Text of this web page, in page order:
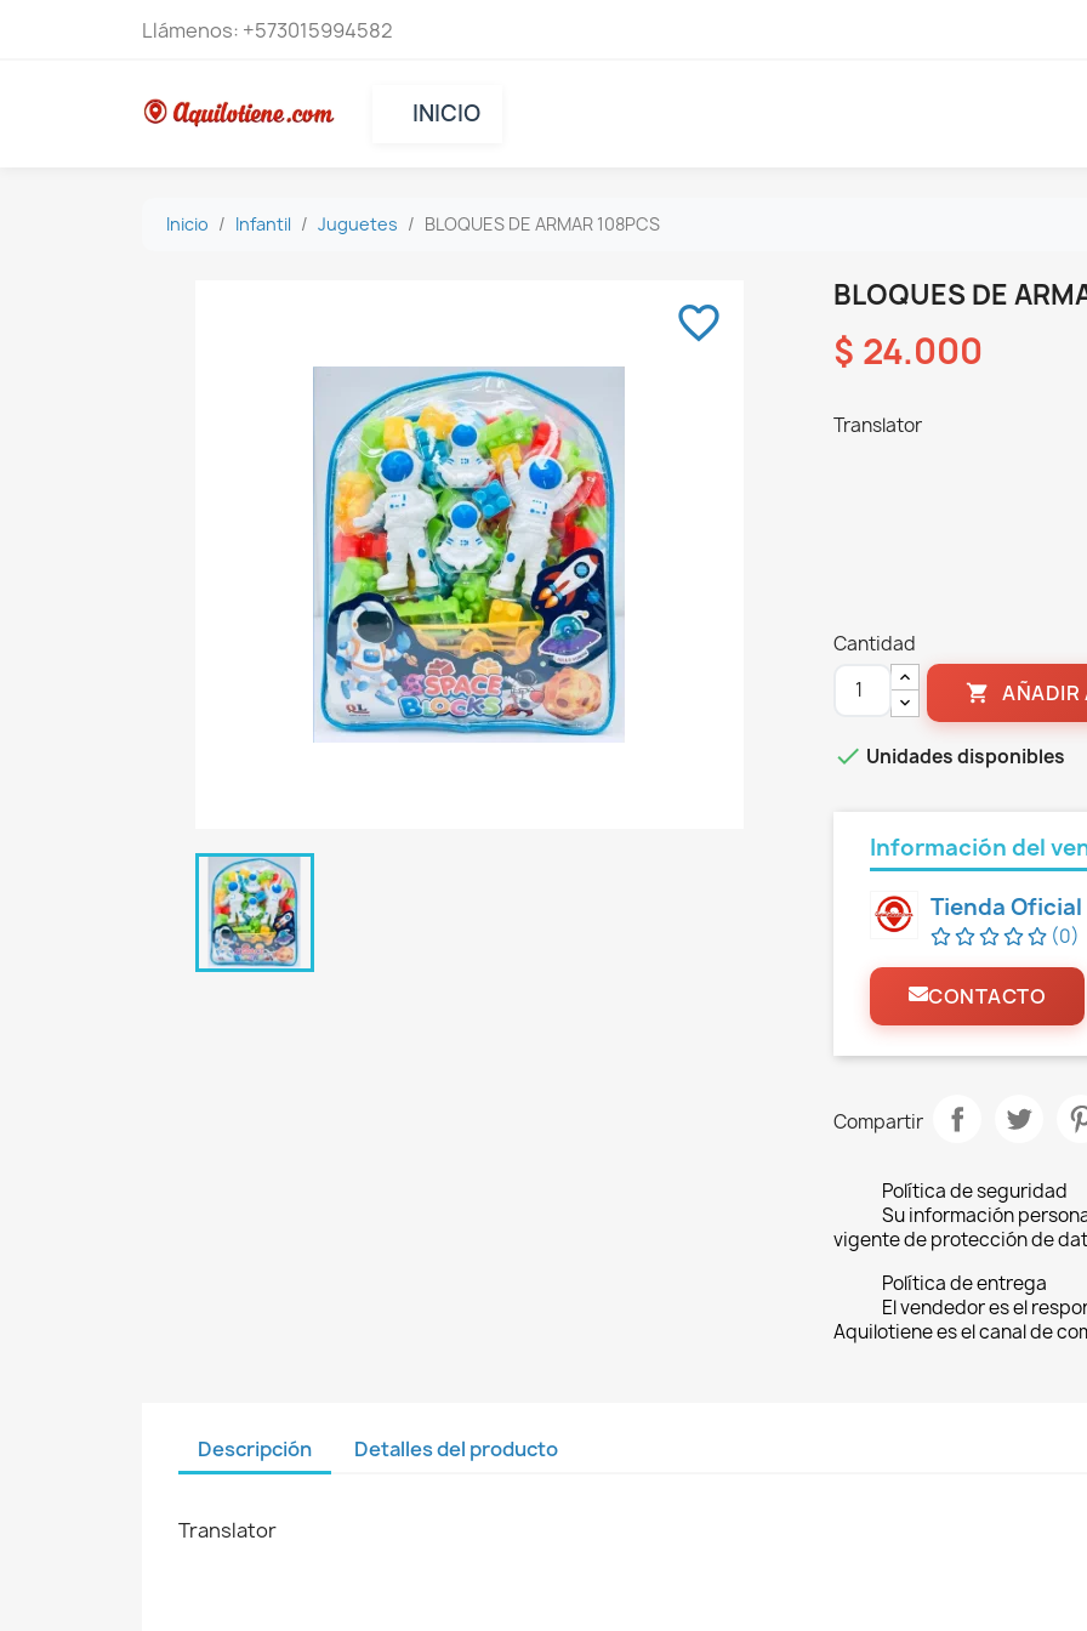
Llámenos: +573015994582
INICIO
Inicio Infantil Juguetes BLOQUES DE ARMAR 108PCS
favorite_border
BLOQUES DE
$ 24.000
Translator
Cantidad
 AÑADIR
 Unidades disponibles
Información del
Tienda
(0)
CONTACTO
Compartir
Política de seguridad
Su información
vigente de protección de
Política de entrega
El vendedor es el
Aquilotiene es el canal de
Descripción Detalles del producto
Translator